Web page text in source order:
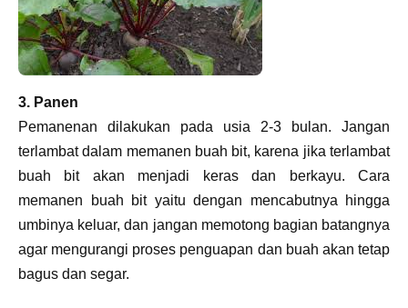
3. Panen
Pemanenan dilakukan pada usia 2-3 bulan. Jangan
terlambat dalam memanen buah bit, karena jika terlambat
buah bit akan menjadi keras dan berkayu. Cara
memanen buah bit yaitu dengan mencabutnya hingga
umbinya keluar, dan jangan memotong bagian batangnya
agar mengurangi proses penguapan dan buah akan tetap
bagus dan segar.